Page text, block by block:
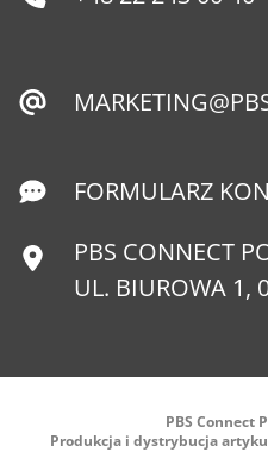
FORMULARZ
PBS CONNECT
UL. BIUROWA 1,
PBS Connect
Produkcja i dystrybucja